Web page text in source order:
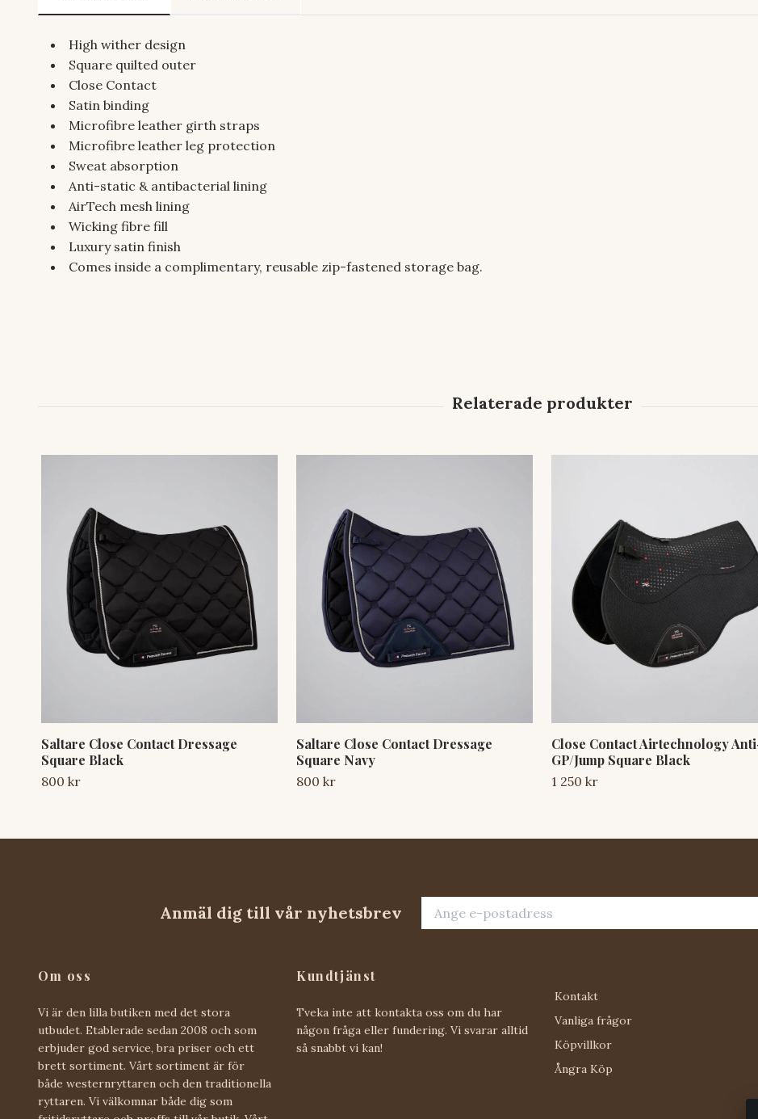
High wither design
Square quilted outer
Close Contact
Satin binding
Microfibre leather girth straps
Microfibre leather leg protection
Sweat absorption
Anti-static & antibacterial lining
AirTech mesh lining
Wicking fibre fill
Luxury satin finish
Comes inside a complimentary, reusable zip-fastened storage bag.
Saltare Close Contact Dressage
Square Black
800 kr
Saltare Close Contact Dressage
Square Navy
800 kr
Close Contact Airtechnology
GP/Jump Square Black
1 250 kr
Anmäl dig till vår nyhetsbrev
Om oss
Vi är den lilla butiken med det stora
utbudet. Etablerade sedan 2008 och som
erbjuder god service, bra priser och ett
brett sortiment. Vårt sortiment är för
både westernryttaren och den traditionella
ryttaren. Vi välkomnar både dig som
Kundtjänst
Tveka inte att kontakta oss om du har
någon fråga eller fundering. Vi svarar alltid
så snabbt vi kan!
Kontakt
Vanliga frågor
Köpvillkor
Ångra Köp